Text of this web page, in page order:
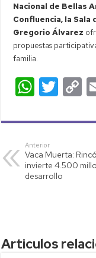
Nacional de Bellas
Confluencia, la Sala
Gregorio Álvarez
propuestas
familia.
W
at
s
A
p
T
tt
C
p
Li
Anterior
Vaca Muerta:
invierte 4.500
desarrollo
Articulos